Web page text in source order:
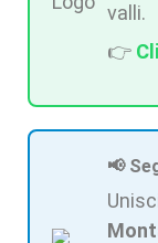
valli.
👉
📢